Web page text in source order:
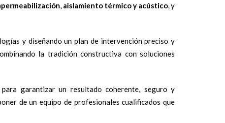
aislamiento térmico y acústico, y
y diseñando un plan de intervención preciso y
la tradición constructiva con soluciones
garantizar un resultado coherente, seguro y
de un equipo de profesionales cualificados que